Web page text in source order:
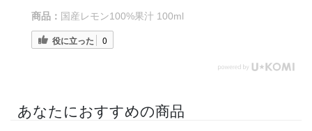
商品： 国産レモン100%果汁 100ml
役に立った 0
あなたにおすすめの商品